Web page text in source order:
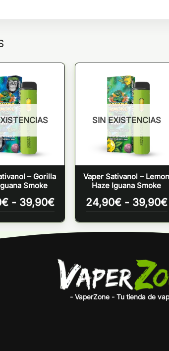
– Gorilla
Smoke
€ - 39,90€Rango
de
precios:
desde
39,90€
SIN EXISTENCIAS
Vaper Sativanol – Lemon
Haze Iguana Smoke
24,90€ - 39,90€
- VaperZone - Tu tienda de